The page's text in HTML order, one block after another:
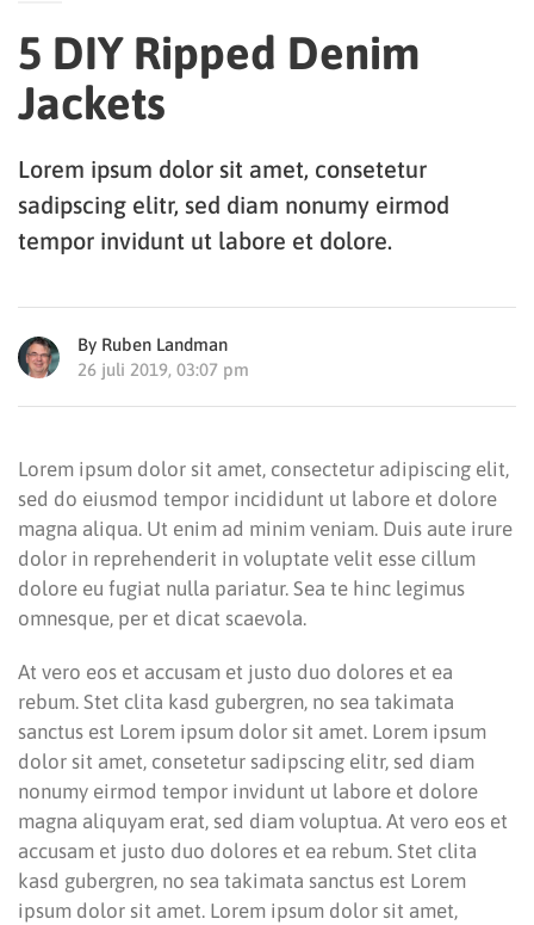
5 DIY Ripped Denim
Jackets
Lorem ipsum dolor sit amet, consetetur
sadipscing elitr, sed diam nonumy eirmod
tempor invidunt ut labore et dolore.
By Ruben Landman
26 juli 2019, 03:07 pm
Lorem ipsum dolor sit amet, consectetur adipiscing elit,
sed do eiusmod tempor incididunt ut labore et dolore
magna aliqua. Ut enim ad minim veniam. Duis aute irure
dolor in reprehenderit in voluptate velit esse cillum
dolore eu fugiat nulla pariatur. Sea te hinc legimus
omnesque, per et dicat scaevola.
At vero eos et accusam et justo duo dolores et ea
rebum. Stet clita kasd gubergren, no sea takimata
sanctus est Lorem ipsum dolor sit amet. Lorem ipsum
dolor sit amet, consetetur sadipscing elitr, sed diam
nonumy eirmod tempor invidunt ut labore et dolore
magna aliquyam erat, sed diam voluptua. At vero eos et
accusam et justo duo dolores et ea rebum. Stet clita
kasd gubergren, no sea takimata sanctus est Lorem
ipsum dolor sit amet. Lorem ipsum dolor sit amet,